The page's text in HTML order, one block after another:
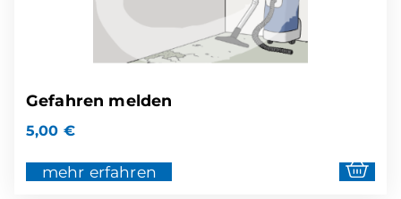
Gefahren melden
5,00 €
mehr erfahren